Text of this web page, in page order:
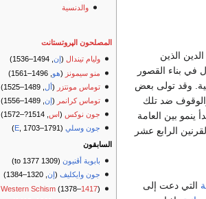
والدنسية
المصلحون الپروتستانت
وليام تيندال ( إن, 1494–1536)
منو سيمونز (هو , 1496–1561)
توماس مونتزر (أل , 1489–1525)
توماس كرانمر (إن , 1489–1556)
جون نوكس (اس , 1514?–1572)
جون وسلي (
E, 1703–1791)
السابقون
بابوية أڤنيون (1309 to 1377)
جون وايكليف ( إن, 1320–1384)
Western Schism(1378–1417)
الذين
في بناء القصور
وقد تولى بعض
ضد تلك
ينمو بين العامة
الرابع عشر
التي دعت إلى